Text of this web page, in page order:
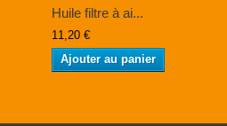
Huile filtre à ai...
11,20 €
Ajouter au panier